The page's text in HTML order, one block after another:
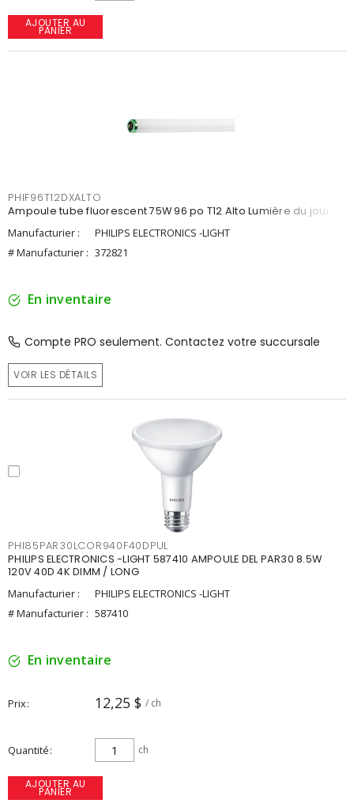
AJOUTER AU
PANIER
PHIF96T12DXALTO
Ampoule tube fluorescent 75W 96 po T12 Alto Lumière du jour
Manufacturier :
PHILIPS ELECTRONICS -LIGHT
# Manufacturier : 372821
En inventaire
Compte PRO seulement. Contactez votre succursale
VOIR LES DÉTAILS
PHI85PAR30LCOR940F40DPUL
PHILIPS ELECTRONICS -LIGHT 587410 AMPOULE DEL PAR30 8.5W
120V 40D 4K DIMM / LONG
Manufacturier :
PHILIPS ELECTRONICS -LIGHT
# Manufacturier : 587410
En inventaire
Prix 12,25 $ / ch
Quantité ch
AJOUTER AU
PANIER